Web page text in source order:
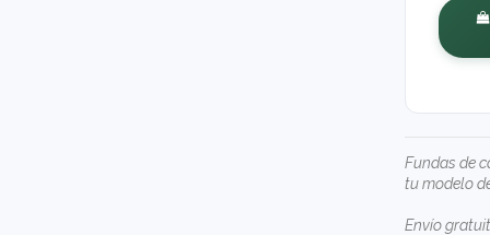
Fundas de
tu modelo
Envío